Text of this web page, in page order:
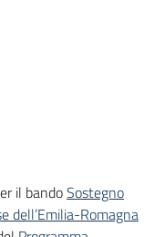
il bandoSostegno
dell’Emilia-Romagna